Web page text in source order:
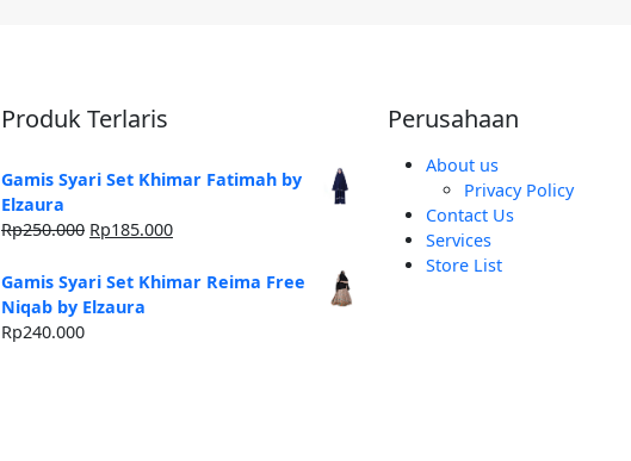
Produk Terlaris
Gamis Syari Set Khimar Fatimah by
Elzaura
Rp250.000 Harga
adalah:
Rp250.000.
Rp185.000Harga
ini
Gamis Syari Set Khimar Reima Free
Niqab by Elzaura
Rp240.000
Perusahaan
About us
Privacy Policy
Contact Us
Services
Store List